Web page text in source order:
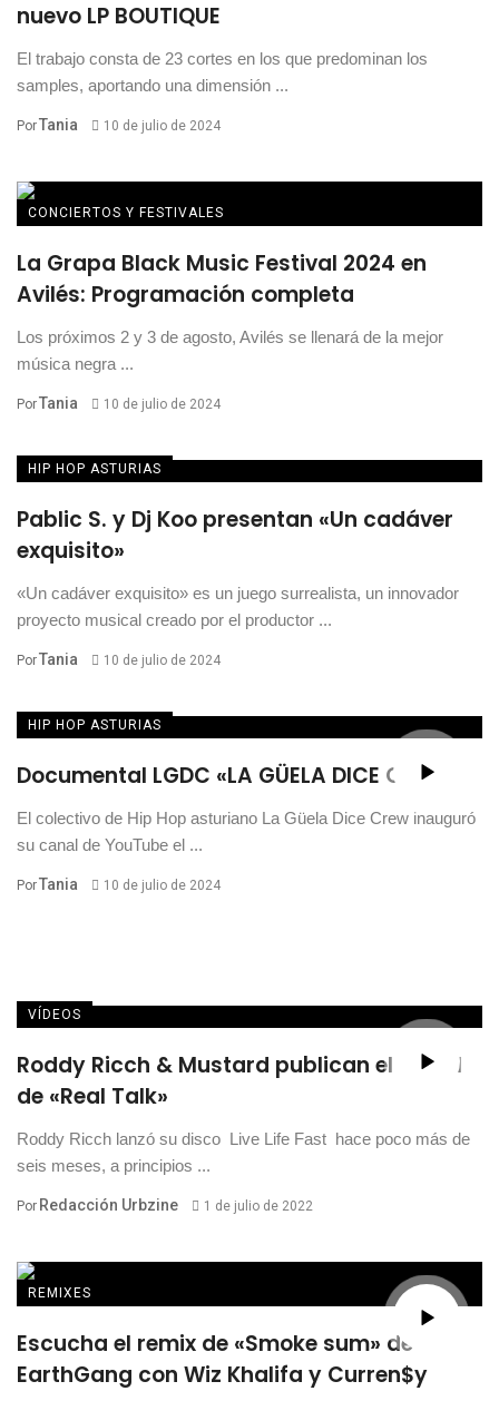
nuevo LP BOUTIQUE
El trabajo consta de 23 cortes en los que predominan los
samples, aportando una dimensión ...
PorTania 10 de julio de 2024
CONCIERTOS Y FESTIVALES
La Grapa Black Music Festival 2024 en
Avilés: Programación completa
Los próximos 2 y 3 de agosto, Avilés se llenará de la mejor
música negra ...
PorTania 10 de julio de 2024
HIP HOP ASTURIAS
Pablic S. y Dj Koo presentan «Un cadáver
exquisito»
«Un cadáver exquisito» es un juego surrealista, un innovador
proyecto musical creado por el productor ...
PorTania 10 de julio de 2024
HIP HOP ASTURIAS
Documental LGDC «LA GÜELA DICE CREW»
El colectivo de Hip Hop asturiano La Güela Dice Crew inauguró
su canal de YouTube el ...
PorTania 10 de julio de 2024
VÍDEOS
Roddy Ricch & Mustard publican el visual
de «Real Talk»
Roddy Ricch lanzó su disco Live Life Fast hace poco más de
seis meses, a principios ...
Por Redacción Urbzine 1 de julio de 2022
REMIXES
Escucha el remix de «Smoke sum» de
EarthGang con Wiz Khalifa y Curren$y